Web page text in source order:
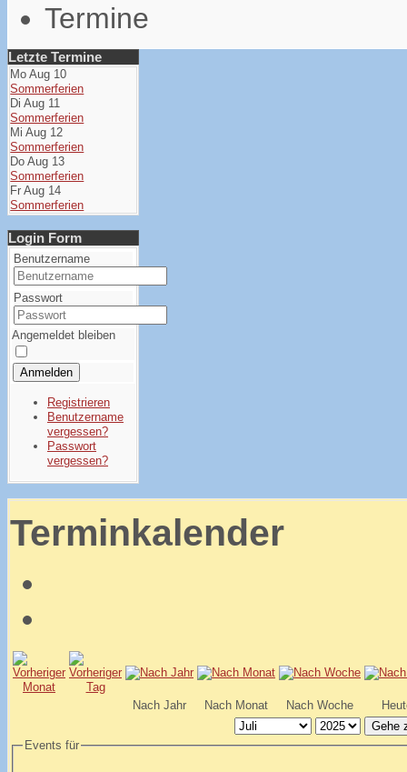
Termine
Letzte Termine
Mo Aug 10
Sommerferien
Di Aug 11
Sommerferien
Mi Aug 12
Sommerferien
Do Aug 13
Sommerferien
Fr Aug 14
Sommerferien
Login Form
Benutzername
Passwort
Angemeldet bleiben
Anmelden
Registrieren
Benutzername
vergessen?
Passwort
vergessen?
Terminkalender
Nach Jahr Nach Monat Nach Woche
Gehe
Events für